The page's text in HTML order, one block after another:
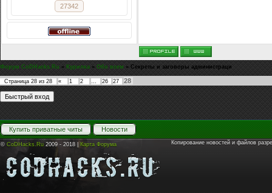
27342
Форум CoDHacks.Ru » Курилка » Обо всем » Секреты и заговоры администраци
Страница 28 из 28 « 1 2 … 26 27 28
Купить приватные читы Новости
© CoDHacks.Ru 2009 - 2018 | Карта Форума Копирование новостей и файлов